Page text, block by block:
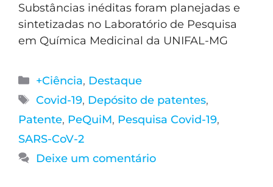
Substâncias inéditas foram planejadas e
sintetizadas no Laboratório de Pesquisa
em Química Medicinal da UNIFAL-MG
+Ciência, Destaque
Covid-19, Depósito de patentes,
Patente, PeQuiM, Pesquisa Covid-19,
SARS-CoV-2
Deixe um comentário